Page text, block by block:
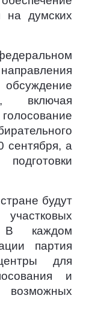
на думских
включая
сентября, а
будут
В каждом
партия
для
и